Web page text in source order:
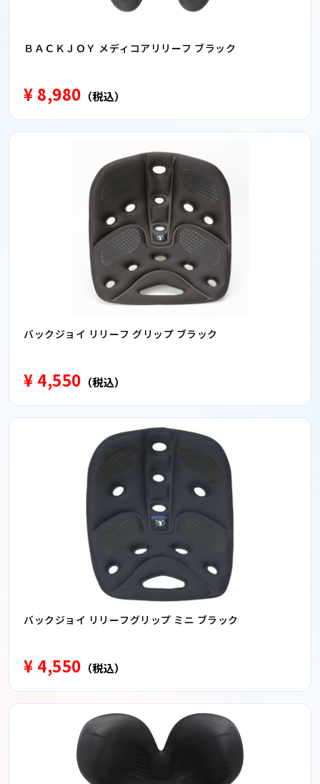
ＢＡＣＫＪＯＹ メディコアリリーフ ブラック
¥ 8,980 （税込）
バックジョイ リリーフ グリップ ブラック
¥ 4,550 （税込）
バックジョイ リリーフグリップ ミニ ブラック
¥ 4,550 （税込）